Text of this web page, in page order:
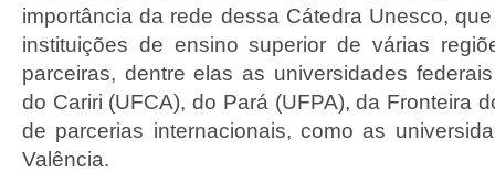
importância da rede dessa Cátedra Unesco,
instituições de ensino superior de várias
parceiras, dentre elas as universidades
do Cariri (UFCA), do Pará (UFPA), da Fronteira
de parcerias internacionais, como as
Valência.